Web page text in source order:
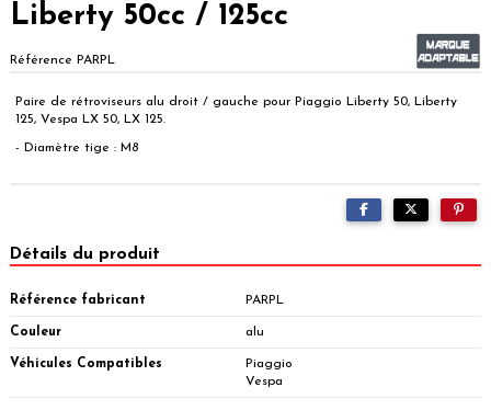
Liberty 50cc / 125cc
Référence PARPL
Paire de rétroviseurs alu droit / gauche pour Piaggio Liberty 50, Liberty
125, Vespa LX 50, LX 125.
- Diamètre tige : M8
Détails du produit
Référence fabricant PARPL
Couleur alu
Véhicules Compatibles
Piaggio
Vespa